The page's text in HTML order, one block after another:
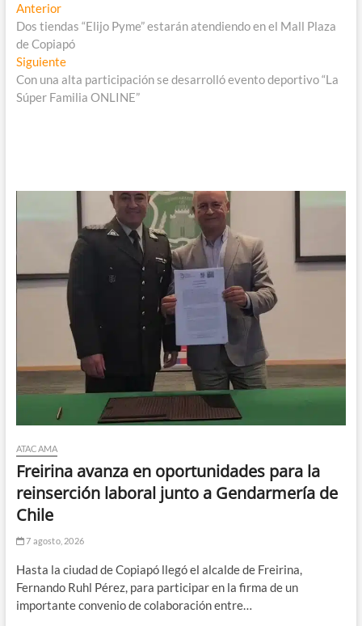
Navegación
de
entradas
AnteriorEntrada
anterior:
Dos tiendas “Elijo Pyme” estarán atendiendo en el Mall Plaza
de Copiapó
SiguienteEntrada
siguiente:
Con una alta participación se desarrolló evento deportivo “La
Súper Familia ONLINE”
ATACAMA
Freirina avanza en oportunidades para la
reinserción laboral junto a Gendarmería de
Chile
7 agosto, 2026
Hasta la ciudad de Copiapó llegó el alcalde de Freirina,
Fernando Ruhl Pérez, para participar en la firma de un
importante convenio de colaboración entre…